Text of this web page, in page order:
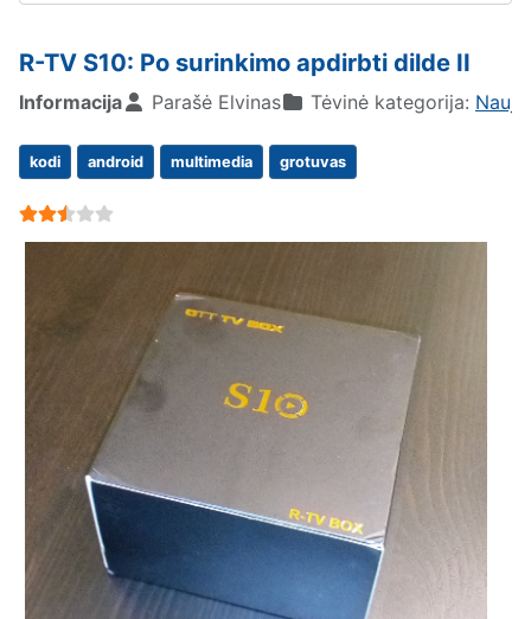
R-TV S10: Po surinkimo apdirbti dilde II
Informacija Parašė Elvinas Tėvinė kategorija:
kodi android multimedia grotuvas
User Rating: